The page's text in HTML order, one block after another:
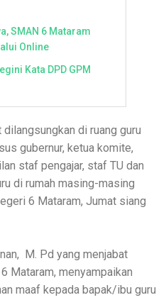
SMAN 6 Mataram
Online
Kata DPD GPM
di ruang guru
gubernur, ketua komite,
staf pengajar, staf TU dan
di rumah masing-masing
6 Mataram, Jumat siang
M. Pd yang menjabat
Mataram, menyampaikan
maaf kepada bapak/ibu guru